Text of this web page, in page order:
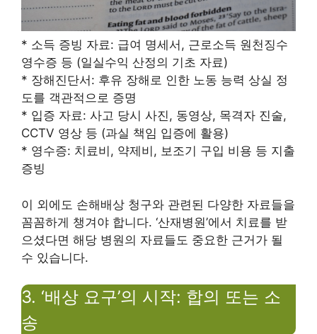
* 소득 증빙 자료: 급여 명세서, 근로소득 원천징수
영수증 등 (일실수익 산정의 기초 자료)
* 장해진단서: 후유 장해로 인한 노동 능력 상실 정
도를 객관적으로 증명
* 입증 자료: 사고 당시 사진, 동영상, 목격자 진술,
CCTV 영상 등 (과실 책임 입증에 활용)
* 영수증: 치료비, 약제비, 보조기 구입 비용 등 지출
증빙
이 외에도 손해배상 청구와 관련된 다양한 자료들을
꼼꼼하게 챙겨야 합니다. ‘산재병원’에서 치료를 받
으셨다면 해당 병원의 자료들도 중요한 근거가 될
수 있습니다.
3. ‘배상 요구’의 시작: 합의 또는 소
송